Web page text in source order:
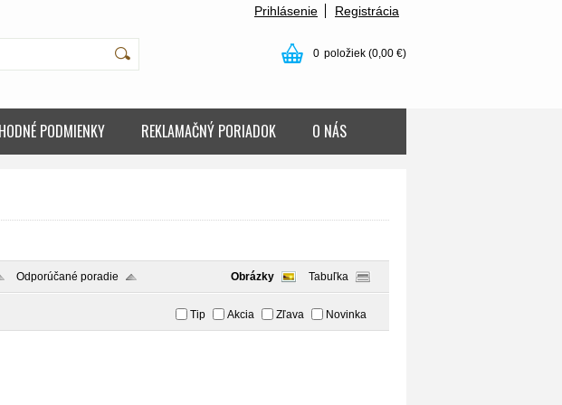
Prihlásenie Registrácia
0 položiek (0,00 €)
PODMIENKY REKLAMAČNÝ PORIADOK O NÁS
Odporúčané poradie Obrázky Tabuľka
Tip Akcia Zľava Novinka